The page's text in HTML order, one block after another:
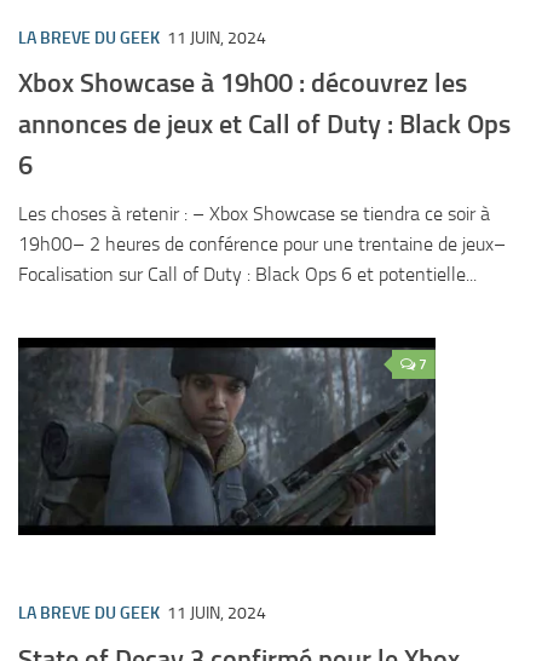
LA BREVE DU GEEK 11 JUIN, 2024
Xbox Showcase à 19h00 : découvrez les
annonces de jeux et Call of Duty : Black Ops
6
Les choses à retenir : – Xbox Showcase se tiendra ce soir à
19h00– 2 heures de conférence pour une trentaine de jeux–
Focalisation sur Call of Duty : Black Ops 6 et potentielle...
7
LA BREVE DU GEEK 11 JUIN, 2024